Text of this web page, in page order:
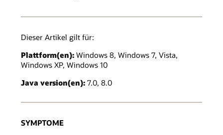
Dieser Artikel gilt für:
Plattform(en): Windows 8, Windows 7, Vista,
Windows XP, Windows 10
Java version(en): 7.0, 8.0
SYMPTOME